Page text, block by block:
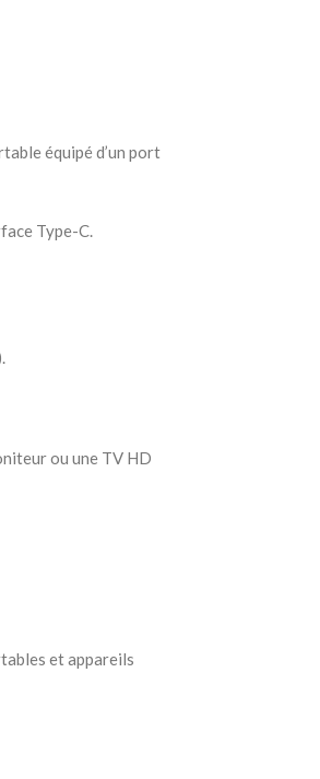
équipé d’un port
Type-C.
ou une TV HD
et appareils